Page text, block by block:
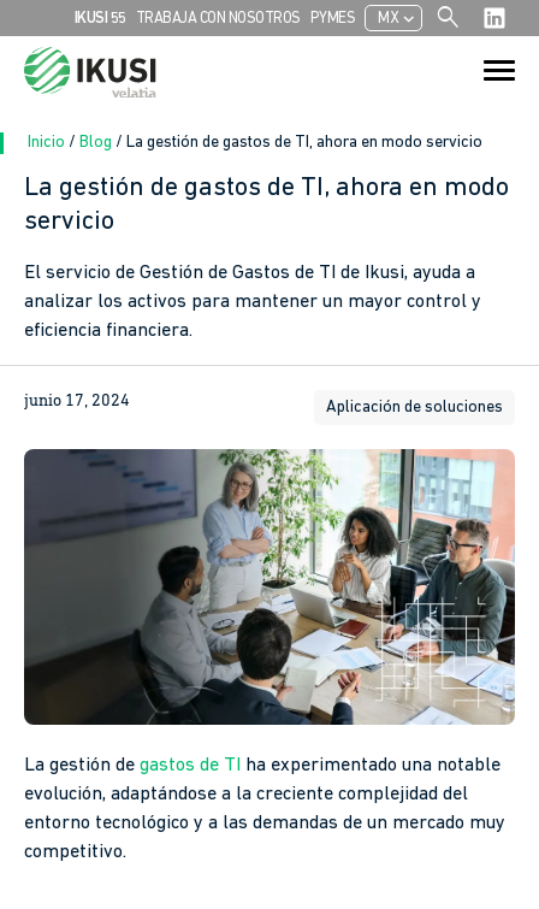
IKUSI 55 TRABAJA CON NOSOTROS PYMES MXchevron_left search
Search
for:
Search Button
Inicio / Blog / La gestión de gastos de TI, ahora en modo servicio
La gestión de gastos de TI, ahora en modo
servicio
El servicio de Gestión de Gastos de TI de Ikusi, ayuda a
analizar los activos para mantener un mayor control y
eficiencia financiera.
junio 17, 2024 Aplicación de soluciones
La gestión de gastos de TI ha experimentado una notable
evolución, adaptándose a la creciente complejidad del
entorno tecnológico y a las demandas de un mercado muy
competitivo.